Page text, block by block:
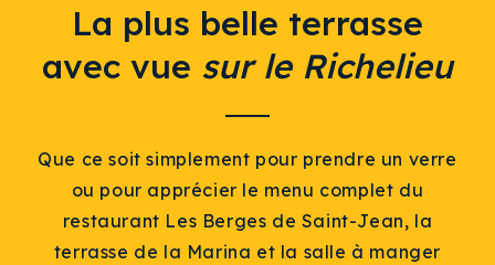
La plus belle terrasse
avec vue sur le Richelieu
Que ce soit simplement pour prendre un verre
ou pour apprécier le menu complet du
restaurant Les Berges de Saint-Jean, la
terrasse de la Marina et la salle à manger